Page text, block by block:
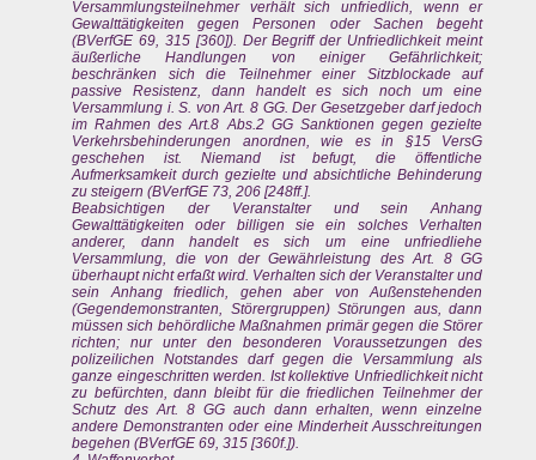
Versammlungsteilnehmer verhält sich unfriedlich, wenn er
Gewalttätigkeiten gegen Personen oder Sachen begeht
(BVerfGE 69, 315 [360]). Der Begriff der Unfriedlichkeit meint
äußerliche Handlungen von einiger Gefährlichkeit;
beschränken sich die Teilnehmer einer Sitzblockade auf
passive Resistenz, dann handelt es sich noch um eine
Versammlung i. S. von Art. 8 GG. Der Gesetzgeber darf jedoch
im Rahmen des Art.8 Abs.2 GG Sanktionen gegen gezielte
Verkehrsbehinderungen anordnen, wie es in §15 VersG
geschehen ist. Niemand ist befugt, die öffentliche
Aufmerksamkeit durch gezielte und absichtliche Behinderung
zu steigern (BVerfGE 73, 206 [248ff.].
Beabsichtigen der Veranstalter und sein Anhang
Gewalttätigkeiten oder billigen sie ein solches Verhalten
anderer, dann handelt es sich um eine unfriedliehe
Versammlung, die von der Gewährleistung des Art. 8 GG
überhaupt nicht erfaßt wird. Verhalten sich der Veranstalter und
sein Anhang friedlich, gehen aber von Außenstehenden
(Gegendemonstranten, Störergruppen) Störungen aus, dann
müssen sich behördliche Maßnahmen primär gegen die Störer
richten; nur unter den besonderen Voraussetzungen des
polizeilichen Notstandes darf gegen die Versammlung als
ganze eingeschritten werden. Ist kollektive Unfriedlichkeit nicht
zu befürchten, dann bleibt für die friedlichen Teilnehmer der
Schutz des Art. 8 GG auch dann erhalten, wenn einzelne
andere Demonstranten oder eine Minderheit Ausschreitungen
begehen (BVerfGE 69, 315 [360f.]).